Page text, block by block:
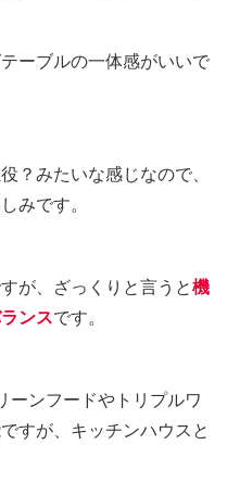
ーブルの一体感がいいで
？みたいな感じなので、
みです。
が、ざっくりと言うと機
ンスです。
ーンフードやトリプルワ
すが、キッチンハウスと